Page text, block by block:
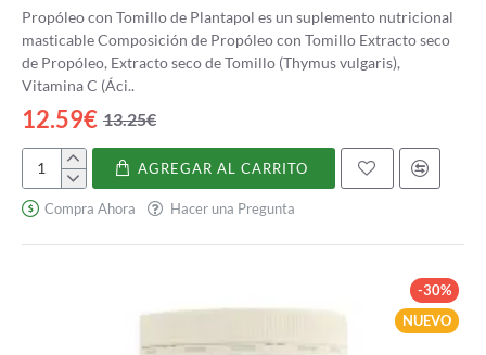
Propóleo con Tomillo de Plantapol es un suplemento nutricional
masticable Composición de Propóleo con Tomillo Extracto seco
de Propóleo, Extracto seco de Tomillo (Thymus vulgaris),
Vitamina C (Áci..
12.59€ 13.25€
Propóleo
con
Tomillo
AGREGAR AL CARRITO
Compra Ahora Hacer una Pregunta
NUEVO
-30%